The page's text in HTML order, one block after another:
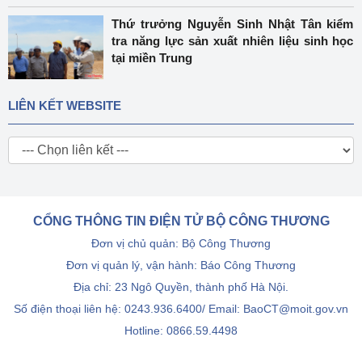
Thứ trưởng Nguyễn Sinh Nhật Tân kiểm
tra năng lực sản xuất nhiên liệu sinh học
tại miền Trung
LIÊN KẾT WEBSITE
CỔNG THÔNG TIN ĐIỆN TỬ BỘ CÔNG THƯƠNG
Đơn vị chủ quản: Bộ Công Thương
Đơn vị quản lý, vận hành: Báo Công Thương
Địa chỉ: 23 Ngô Quyền, thành phố Hà Nội.
Số điện thoại liên hệ: 0243.936.6400/ Email: BaoCT@moit.gov.vn
Hotline: 0866.59.4498